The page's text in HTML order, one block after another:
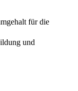
für die
und